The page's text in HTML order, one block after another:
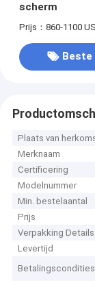
scherm
Prijs：860-1100
Beste
Plaats van
Merknaam
Certificering
Modelnummer
Min. bestelaantal
Prijs
Verpakking Details
Levertijd
Betalingscondities